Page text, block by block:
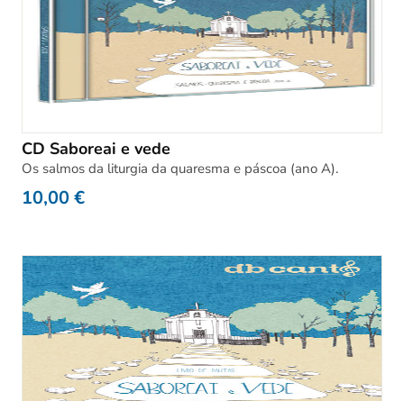
CD Saboreai e vede
Os salmos da liturgia da quaresma e páscoa (ano A).
10,00€